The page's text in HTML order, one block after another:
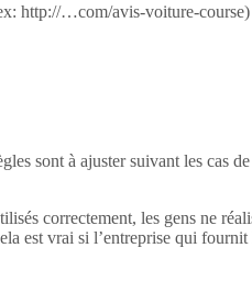
http://…com/avis-voiture-course)
sont à ajuster suivant les cas
correctement, les gens ne
est vrai si l’entreprise qui fournit